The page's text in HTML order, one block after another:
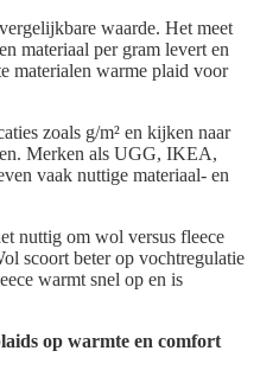
waarde. Het meet
materiaal per gram levert en
materialen warme plaid voor
zoals g/m² en kijken naar
Merken als UGG, IKEA,
vaak nuttige materiaal- en
nuttig om wol versus fleece
scoort beter op vochtregulatie
warmt snel op en is
op warmte en comfort